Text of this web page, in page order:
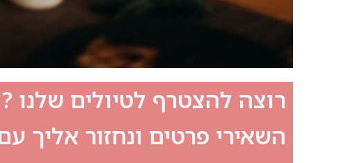
רוצה להצטרף לטיולים שלנו ?
השאירי פרטים ונחזור אליך